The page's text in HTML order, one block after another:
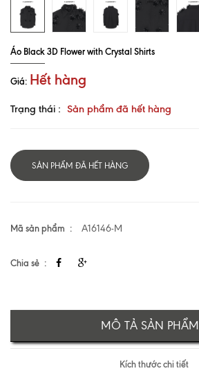
Áo Black 3D Flower with Crystal Shirts
Giá: Hết hàng
Trạng thái : Sản phẩm đã hết hàng
SẢN PHẨM ĐÃ HẾT HÀNG
Mã sản phẩm A16146-M
Chia sẻ
MÔ TẢ SẢN PHẨM
Kích thước chi tiết